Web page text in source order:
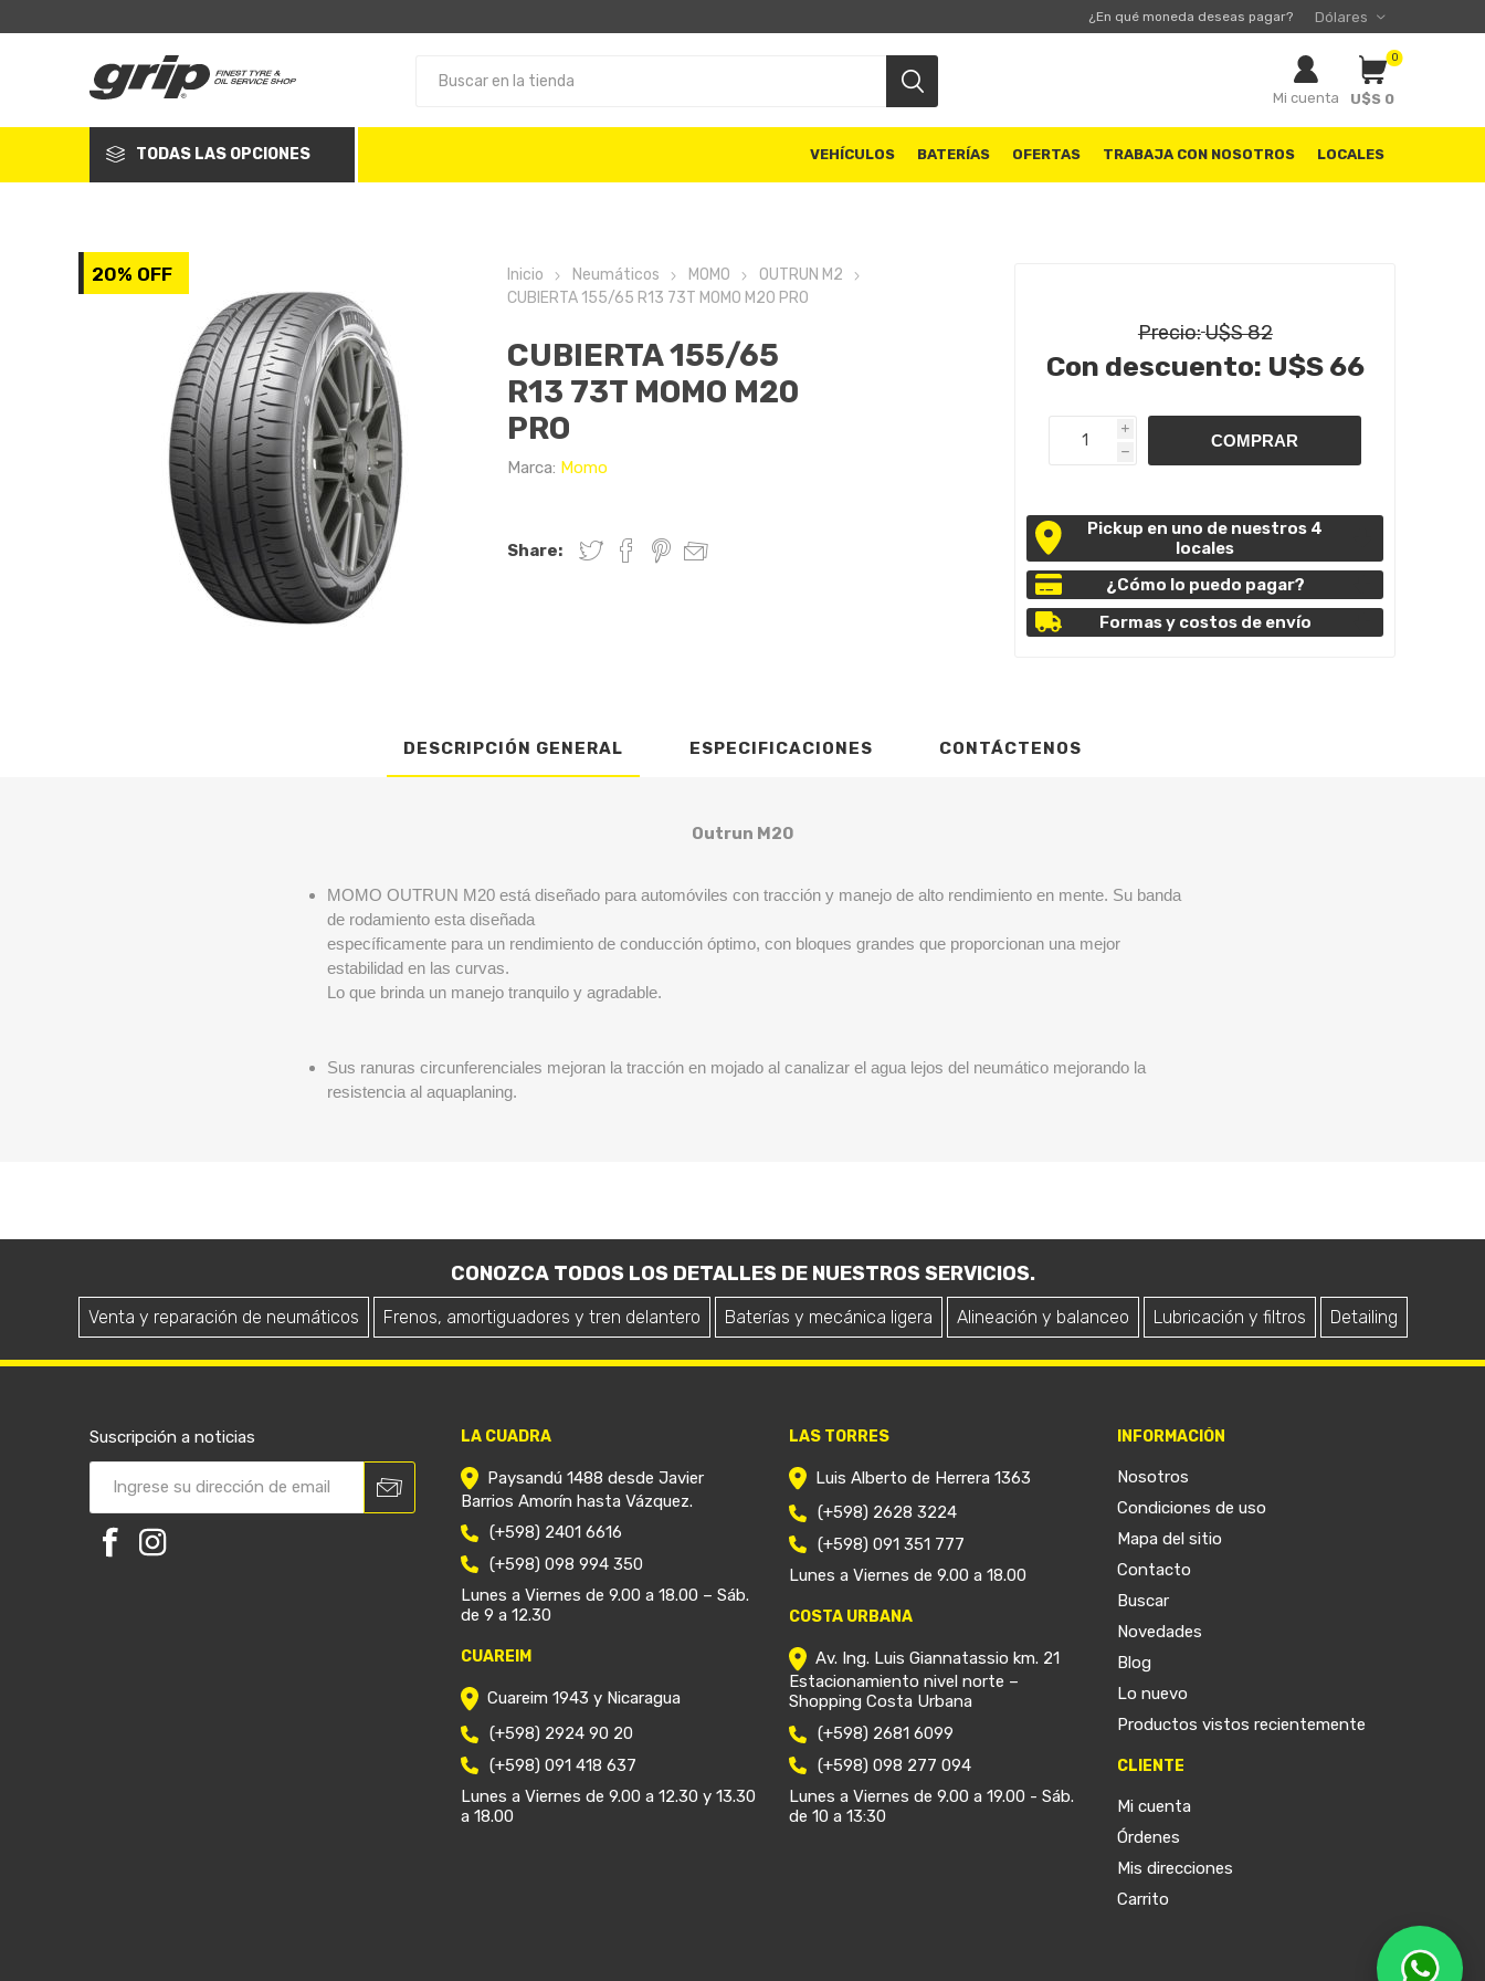
¿En qué moneda deseas pagar?
Mi cuenta
0
U$S 0
TODAS LAS OPCIONES VEHÍCULOS BATERÍAS OFERTAS TRABAJA CON NOSOTROS LOCALES
20% OFF Inicio Neumáticos MOMO
OUTRUN M2
CUBIERTA 155/65 R13 73T MOMO M20 PRO
CUBIERTA 155/65
R13 73T MOMO M20
PRO
Marca: Momo
Share:
Precio:U$S 82
Con descuento: U$S 66
i
h
Pickup en uno de nuestros 4
locales
¿Cómo lo puedo pagar?
Formas y costos de envío
DESCRIPCIÓN GENERAL ESPECIFICACIONES CONTÁCTENOS
Outrun M20
MOMO OUTRUN M20 está diseñado para automóviles con tracción y manejo de alto rendimiento en mente. Su banda
de rodamiento esta diseñada
específicamente para un rendimiento de conducción óptimo, con bloques grandes que proporcionan una mejor
estabilidad en las curvas.
Lo que brinda un manejo tranquilo y agradable.
Sus ranuras circunferenciales mejoran la tracción en mojado al canalizar el agua lejos del neumático mejorando la
resistencia al aquaplaning.
CONOZCA TODOS LOS DETALLES DE NUESTROS SERVICIOS.
Venta y reparación de neumáticos Frenos, amortiguadores y tren delantero Baterías y mecánica ligera Alineación y balanceo Lubricación y filtros Detailing
Suscripción a noticias LA CUADRA
Paysandú 1488 desde Javier
Barrios Amorín hasta Vázquez.
(+598) 2401 6616
(+598) 098 994 350
Lunes a Viernes de 9.00 a 18.00 – Sáb.
de 9 a 12.30
CUAREIM
Cuareim 1943 y Nicaragua
(+598) 2924 90 20
(+598) 091 418 637
Lunes a Viernes de 9.00 a 12.30 y 13.30
a 18.00
LAS TORRES
Luis Alberto de Herrera 1363
(+598) 2628 3224
(+598) 091 351 777
Lunes a Viernes de 9.00 a 18.00
COSTA URBANA
Av. Ing. Luis Giannatassio km. 21
Estacionamiento nivel norte –
Shopping Costa Urbana
(+598) 2681 6099
(+598) 098 277 094
Lunes a Viernes de 9.00 a 19.00 - Sáb.
de 10 a 13:30
INFORMACIÓN
Nosotros
Condiciones de uso
Mapa del sitio
Contacto
Buscar
Novedades
Blog
Lo nuevo
Productos vistos recientemente
CLIENTE
Mi cuenta
Órdenes
Mis direcciones
Carrito